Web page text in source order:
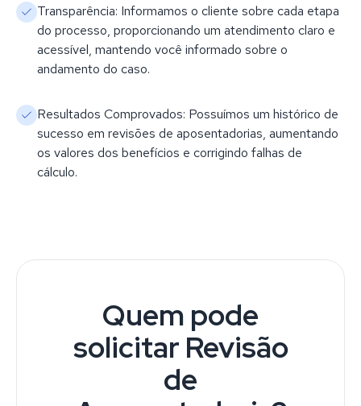
Transparência: Informamos o cliente sobre cada etapa
do processo, proporcionando um atendimento claro e
acessível, mantendo você informado sobre o
andamento do caso.
Resultados Comprovados: Possuímos um histórico de
sucesso em revisões de aposentadorias, aumentando
os valores dos benefícios e corrigindo falhas de
cálculo.
Quem pode
solicitar Revisão
de